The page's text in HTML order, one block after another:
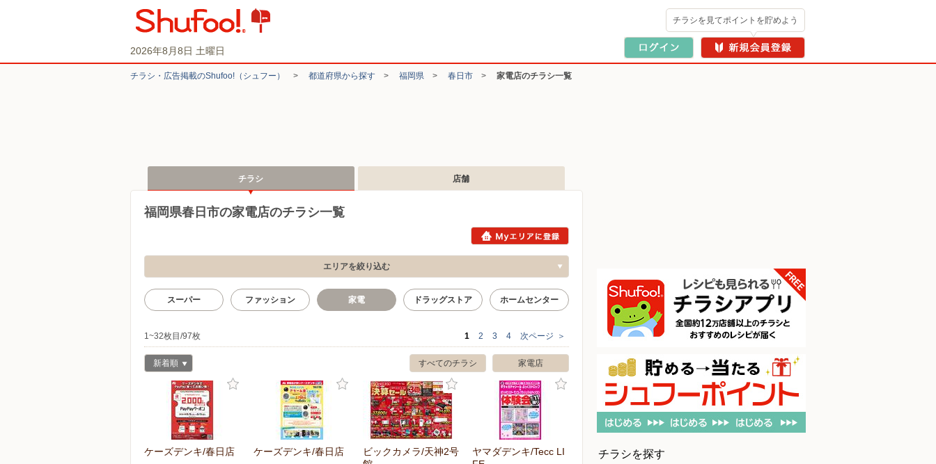
2026年8月8日 土曜日
チラシを見てポイントを貯めよう
チラシ・​広告掲載の​Shufoo!​（シュフー） > 都道府県から探す > 福岡県 > 春日市 > 家電店のチラシ一覧
チラシ 店舗
福岡県春日市の家電店のチラシ一覧
エリアを絞り込む
スーパー ファッション 家電 ドラッグストア ホームセンター
1~32枚目/97枚 1 2 3 4 次ページ ＞
家電店
すべてのチラシ
新着順
ケーズデンキ/春日店 ケーズデンキ/春日店
ビックカメラ/天神2号
ヤマダデンキ/Tecc LI
チラシを探す